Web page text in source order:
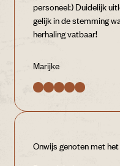
personeel:) Duidelijk
gelijk in de stemming
herhaling vatbaar!
Marijke
Onwijs genoten met